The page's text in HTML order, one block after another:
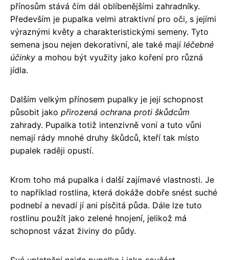
přínosům stává čím dál oblíbenějšími zahradníky.
Především je pupalka velmi atraktivní pro oči, s jejími
výraznými květy a charakteristickými semeny. Tyto
semena jsou nejen dekorativní, ale také mají léčebné
účinky a mohou být využity jako koření pro různá
jídla.
Dalším velkým přínosem pupalky je její schopnost
působit jako přirozená ochrana proti škůdcům
zahrady. Pupalka totiž intenzivně voní a tuto vůni
nemají rády mnohé druhy škůdců, kteří tak místo
pupalek raději opustí.
Krom toho má pupalka i další zajímavé vlastnosti. Je
to například rostlina, která dokáže dobře snést suché
podnebí a nevadí jí ani písčitá půda. Dále lze tuto
rostlinu použít jako zelené hnojení, jelikož má
schopnost vázat živiny do půdy.